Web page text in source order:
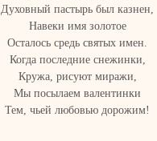
Духовный пастырь был казнен,
Навеки имя золотое
Осталось средь святых имен.
Когда последние снежинки,
Кружа, рисуют миражи,
Мы посылаем валентинки
Тем, чьей любовью дорожим!